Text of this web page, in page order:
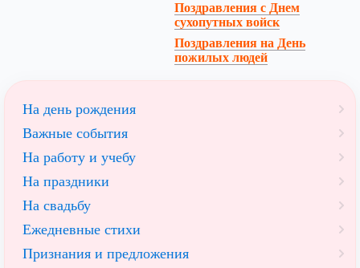
Поздравления с Днем
сухопутных войск
Поздравления на День
пожилых людей
На день рождения
Важные события
На работу и учебу
На праздники
На свадьбу
Ежедневные стихи
Признания и предложения